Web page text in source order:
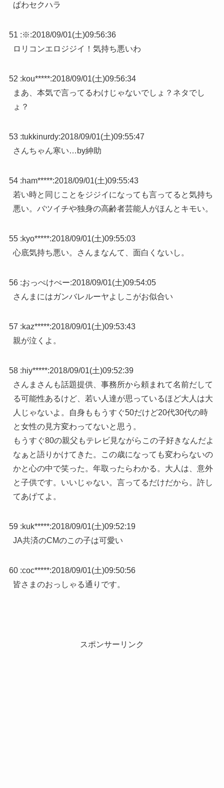
ぱわセクハラ
51 :※:2018/09/01(土)09:56:36
ロリコンエロジジイ！気持ち悪いわ
52 :kou*****:2018/09/01(土)09:56:34
まあ、本気で言ってるわけじゃないでしょ？ネタでし
ょ？
53 :tukkinurdy:2018/09/01(土)09:55:47
さんちゃん寒い…by紳助
54 :ham*****:2018/09/01(土)09:55:43
若い時と同じことをジジイになっても言ってると気持ち
悪い。バツイチや独身の高齢者芸能人がほんとキモい。
55 :kyo*****:2018/09/01(土)09:55:03
心底気持ち悪い。さんまなんて、面白くないし。
56 :おっぺけぺー:2018/09/01(土)09:54:05
さんまにはガンバレルーヤよしこがお似合い
57 :kaz*****:2018/09/01(土)09:53:43
親が泣くよ。
58 :hiy*****:2018/09/01(土)09:52:39
さんまさんも話題提供、事務所から頼まれて名前だして
る可能性あるけど、若い人達が思っているほど大人は大
人じゃないよ。自身ももうすぐ50だけど20代30代の時
と女性の見方変わってないと思う。
もうすぐ80の親父もテレビ見ながらこの子好きなんだよ
なぁと語りかけてきた。この歳になっても変わらないの
かと心の中で笑った。年取ったらわかる。大人は、意外
と子供です。いいじゃない。言ってるだけだから。許し
てあげてよ。
59 :kuk*****:2018/09/01(土)09:52:19
JA共済のCMのこの子は可愛い
60 :coc*****:2018/09/01(土)09:50:56
皆さまのおっしゃる通りです。
スポンサーリンク